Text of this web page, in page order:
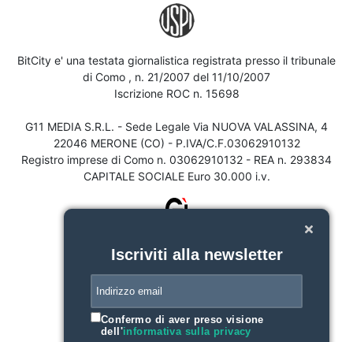
BitCity e' una testata giornalistica registrata presso il tribunale
di Como , n. 21/2007 del 11/10/2007
Iscrizione ROC n. 15698
G11 MEDIA S.R.L. - Sede Legale Via NUOVA VALASSINA, 4
22046 MERONE (CO) - P.IVA/C.F.03062910132
Registro imprese di Como n. 03062910132 - REA n. 293834
CAPITALE SOCIALE Euro 30.000 i.v.
Iscriviti alla newsletter
Confermo di aver preso visione
dell'informativa sulla privacy